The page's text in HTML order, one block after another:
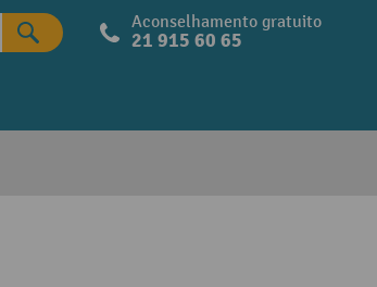
Aconselhamento gratuito
21 915 60 65